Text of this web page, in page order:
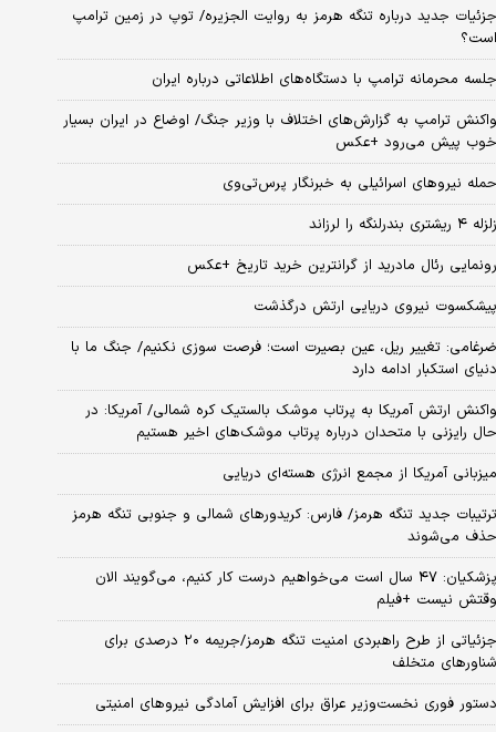
جزئیات جدید درباره تنگه هرمز به روایت الجزیره/ توپ در زمین ترامپ
است؟
جلسه محرمانه ترامپ با دستگاه‌های اطلاعاتی درباره ایران
واکنش ترامپ به گزارش‌های اختلاف با وزیر جنگ/ اوضاع در ایران بسیار
خوب پیش می‌رود +عکس
حمله نیروهای اسرائیلی به خبرنگار پرس‌تی‌وی
زلزله ۴ ریشتری بندرلنگه را لرزاند
رونمایی رئال مادرید از گرانترین خرید تاریخ +عکس
پیشکسوت نیروی دریایی ارتش درگذشت
ضرغامی: تغییر ریل، عین بصیرت است؛ فرصت سوزی نکنیم/ جنگ ما با
دنیای استکبار ادامه دارد
واکنش ارتش آمریکا به پرتاب موشک بالستیک کره شمالی/ آمریکا: در
حال رایزنی با متحدان درباره پرتاب موشک‌های اخیر هستیم
میزبانی آمریکا از مجمع انرژی هسته‌ای دریایی
ترتیبات جدید تنگه هرمز/ فارس: کریدورهای شمالی و جنوبی تنگه هرمز
حذف می‌شوند
پزشکیان: ۴۷ سال است می‌خواهیم درست کار کنیم، می‌گویند الان
وقتش نیست +فیلم
جزئیاتی از طرح راهبردی امنیت تنگه هرمز/جریمه ۲۰ درصدی برای
شناورهای متخلف
دستور فوری نخست‌وزیر عراق برای افزایش آمادگی نیروهای امنیتی